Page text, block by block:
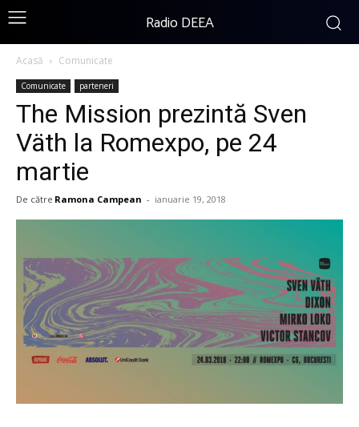
Radio DEEA
Acasă Comunicate
Comunicate parteneri
The Mission prezintă Sven
Väth la Romexpo, pe 24
martie
De către Ramona Campean - ianuarie 19, 2018